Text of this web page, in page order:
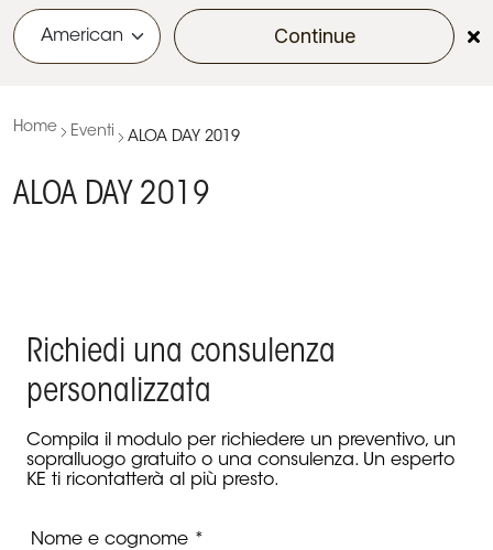
Continue
Home Eventi ALOA DAY 2019
ALOA DAY 2019
Richiedi una consulenza
personalizzata
Compila il modulo per richiedere un preventivo, un
sopralluogo gratuito o una consulenza. Un esperto
KE ti ricontatterà al più presto.
Nome e cognome *